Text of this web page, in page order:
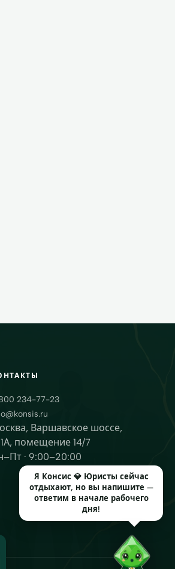
234-77-23
Варшавское шоссе,
помещение 14/7
· 9:00–20:00
Я Консис 💎 Юристы сейчас
отдыхают, но вы напишите —
ответим в начале рабочего
дня!